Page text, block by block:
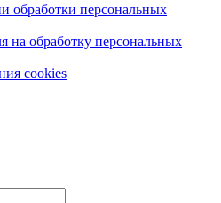
обработки персональных
на обработку персональных
cookies